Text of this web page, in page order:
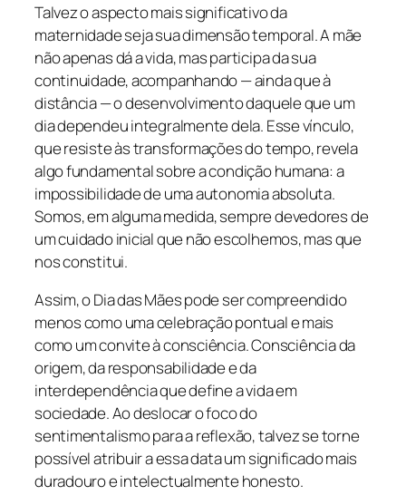
Talvez o aspecto mais significativo da
maternidade seja sua dimensão temporal. A mãe
não apenas dá a vida, mas participa da sua
continuidade, acompanhando — ainda que à
distância — o desenvolvimento daquele que um
dia dependeu integralmente dela. Esse vínculo,
que resiste às transformações do tempo, revela
algo fundamental sobre a condição humana: a
impossibilidade de uma autonomia absoluta.
Somos, em alguma medida, sempre devedores de
um cuidado inicial que não escolhemos, mas que
nos constitui.
Assim, o Dia das Mães pode ser compreendido
menos como uma celebração pontual e mais
como um convite à consciência. Consciência da
origem, da responsabilidade e da
interdependência que define a vida em
sociedade. Ao deslocar o foco do
sentimentalismo para a reflexão, talvez se torne
possível atribuir a essa data um significado mais
duradouro e intelectualmente honesto.